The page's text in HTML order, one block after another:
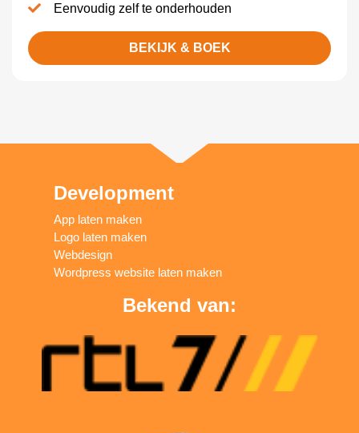
Eenvoudig zelf te onderhouden
BEKIJK & BOEK
Development
App laten maken
Logo laten maken
Webdesign
Wordpress website laten maken
Bekend van: